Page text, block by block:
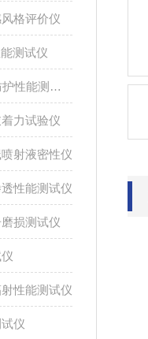
格评价仪
测试仪
能测试仪
力试验仪
射液密性仪
性能测试仪
损测试仪
性能测试仪
仪